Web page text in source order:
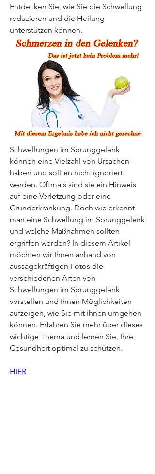
Entdecken Sie, wie Sie die Schwellung
reduzieren und die Heilung
unterstützen können.
Schwellungen im Sprunggelenk
können eine Vielzahl von Ursachen
haben und sollten nicht ignoriert
werden. Oftmals sind sie ein Hinweis
auf eine Verletzung oder eine
Grunderkrankung. Doch wie erkennt
man eine Schwellung im Sprunggelenk
und welche Maßnahmen sollten
ergriffen werden? In diesem Artikel
möchten wir Ihnen anhand von
aussagekräftigen Fotos die
verschiedenen Arten von
Schwellungen im Sprunggelenk
vorstellen und Ihnen Möglichkeiten
aufzeigen, wie Sie mit ihnen umgehen
können. Erfahren Sie mehr über dieses
wichtige Thema und lernen Sie, Ihre
Gesundheit optimal zu schützen.
HIER